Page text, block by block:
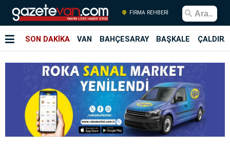
FİRMA REHBERİ
SON DAKİKA VAN BAHÇESARAY BAŞKALE